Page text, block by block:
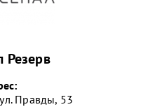
Резерв
Правды, 53